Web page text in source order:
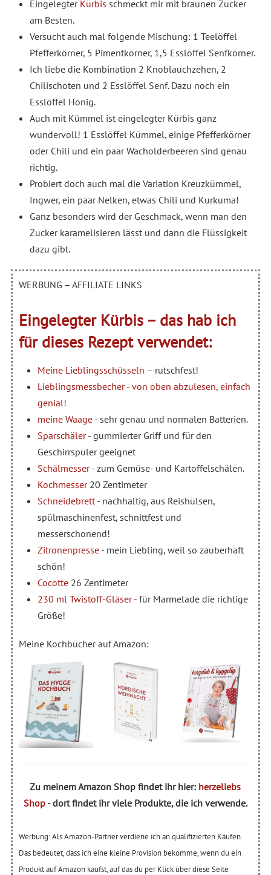
Eingelegter Kürbis schmeckt mir mit braunen Zucker
am Besten.
Versucht auch mal folgende Mischung: 1 Teelöffel
Pfefferkörner, 5 Pimentkörner, 1,5 Esslöffel Senfkörner.
Ich liebe die Kombination 2 Knoblauchzehen, 2
Chilischoten und 2 Esslöffel Senf. Dazu noch ein
Esslöffel Honig.
Auch mit Kümmel ist eingelegter Kürbis ganz
wundervoll! 1 Esslöffel Kümmel, einige Pfefferkörner
oder Chili und ein paar Wacholderbeeren sind genau
richtig.
Probiert doch auch mal die Variation Kreuzkümmel,
Ingwer, ein paar Nelken, etwas Chili und Kurkuma!
Ganz besonders wird der Geschmack, wenn man den
Zucker karamelisieren lässt und dann die Flüssigkeit
dazu gibt.
WERBUNG – AFFILIATE LINKS
Eingelegter Kürbis – das hab ich
für dieses Rezept verwendet:
Meine Lieblingsschüsseln – rutschfest!
Lieblingsmessbecher - von oben abzulesen, einfach
genial!
meine Waage- sehr genau und normalen Batterien.
Sparschäler- gummierter Griff und für den
Geschirrspüler geeignet
Schälmesser- zum Gemüse- und Kartoffelschälen.
Kochmesser20 Zentimeter
Schneidebrett- nachhaltig, aus Reishülsen,
spülmaschinenfest, schnittfest und
messerschonend!
Zitronenpresse- mein Liebling, weil so zauberhaft
schön!
Cocotte26 Zentimeter
230 ml Twistoff-Gläser- für Marmelade die richtige
Größe!
Meine Kochbücher auf Amazon:
Zu meinem Amazon Shop findet ihr hier: herzeliebs
Shop- dort findet ihr viele Produkte, die ich verwende.
Werbung: Als Amazon-Partner verdiene ich an qualifizierten Käufen.
Das bedeutet, dass ich eine kleine Provision bekomme, wenn du ein
Produkt auf Amazon kaufst, auf das du per Klick über diese Seite